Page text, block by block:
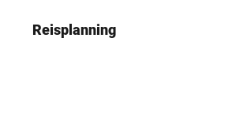
Reisplanning